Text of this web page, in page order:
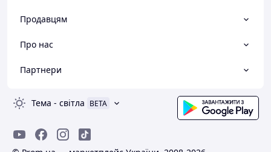
Продавцям
Про нас
Партнери
Тема - світла BETA